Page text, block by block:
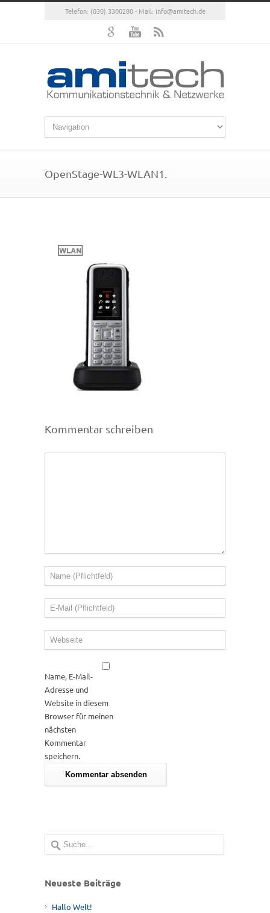
Telefon: (030) 3300280 - Mail: info@amitech.de
OpenStage-WL3-WLAN1.
Kommentar schreiben
Name, E-Mail-
Adresse und
Website in diesem
Browser für meinen
nächsten
Kommentar
speichern.
Neueste Beiträge
Hallo Welt!